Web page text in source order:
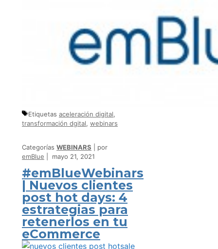
Etiquetas aceleración digital,
transformación dgital, webinars
Categorías WEBINARS
por
emBlue
mayo 21, 2021
#emBlueWebinars
| Nuevos clientes
post hot days: 4
estrategias para
retenerlos en tu
eCommerce